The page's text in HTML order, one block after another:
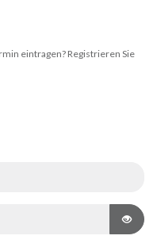
eintragen? Registrieren Sie